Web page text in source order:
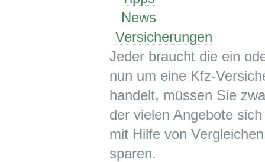
News
Versicherungen
Jeder braucht die ein
nun um eine Kfz-
handelt, müssen Sie
der vielen Angebote
mit Hilfe von
sparen.